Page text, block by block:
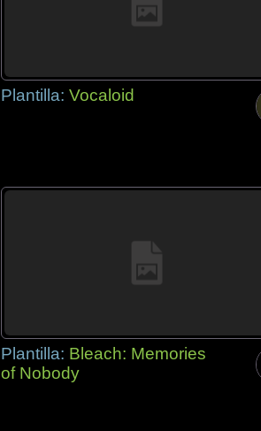
Plantilla: Vocaloid
Plantilla: Bleach: Memories
of Nobody